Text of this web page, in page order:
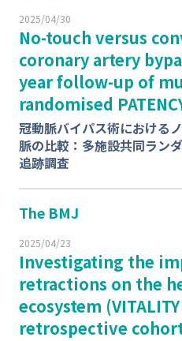
2025/04/30
No-touch versus
coronary artery
year follow-up of
randomised
冠動脈バイパス術における
脈の⽐較：多施設共同ラン
追跡調査
The BMJ
2025/04/23
Investigating the
retractions on the
ecosystem
retrospective